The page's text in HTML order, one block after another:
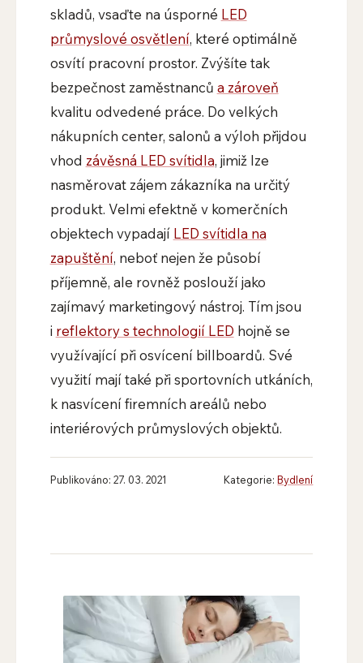
skladů, vsaďte na úsporné LED
průmyslové osvětlení, které optimálně
osvítí pracovní prostor. Zvýšíte tak
bezpečnost zaměstnanců a zároveň
kvalitu odvedené práce. Do velkých
nákupních center, salonů a výloh přijdou
vhod závěsná LED svítidla, jimiž lze
nasměrovat zájem zákazníka na určitý
produkt. Velmi efektně v komerčních
objektech vypadají LED svítidla na
zapuštění, neboť nejen že působí
příjemně, ale rovněž poslouží jako
zajímavý marketingový nástroj. Tím jsou
i reflektory s technologií LED hojně se
využívající při osvícení billboardů. Své
využití mají také při sportovních utkáních,
k nasvícení firemních areálů nebo
interiérových průmyslových objektů.
Publikováno: 27. 03. 2021 Kategorie:Bydlení